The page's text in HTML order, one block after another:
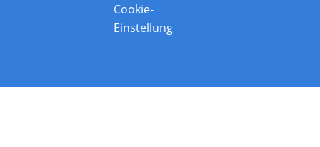
Cookie-
Einstellung